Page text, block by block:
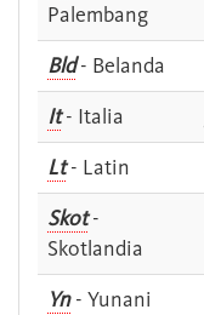
Palembang
Bld- Belanda
It- Italia
Lt- Latin
Skot-
Skotlandia
Yn- Yunani